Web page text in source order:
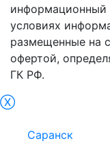
информационный
условиях
размещенные на
офертой,
ГК РФ.
Ⓧ
Саранск